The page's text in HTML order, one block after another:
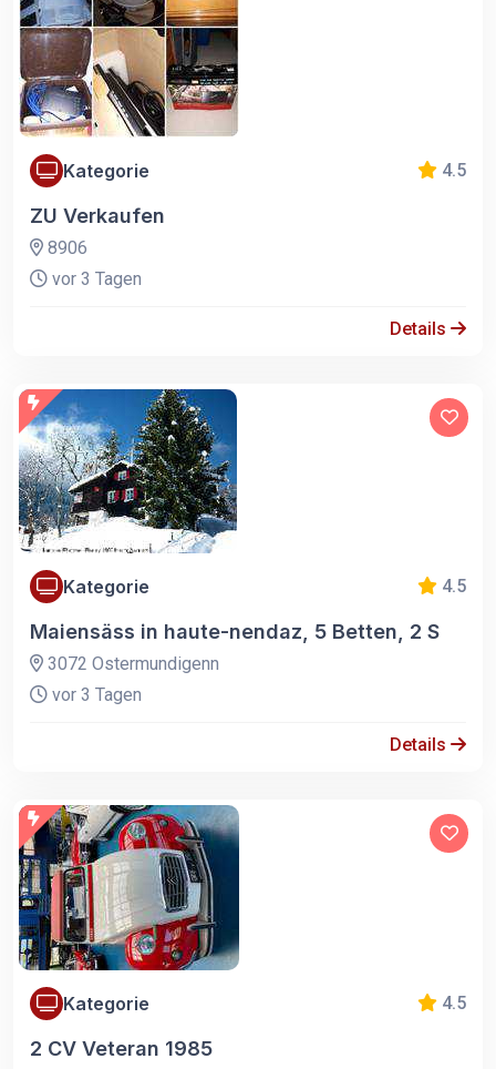
Kategorie 4.5
ZU Verkaufen
8906
vor 3 Tagen
Details
Kategorie 4.5
Maiensäss in haute-nendaz, 5 Betten, 2 S
3072 Ostermundigenn
vor 3 Tagen
Details
Kategorie 4.5
2 CV Veteran 1985